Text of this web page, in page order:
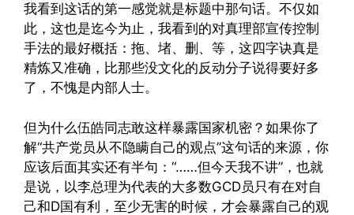
我看到这话的第一感觉就是标题中那句话。不仅如
此，这也是迄今为止，我看到的对真理部宣传控制
手法的最好概括：拖、堵、删、等，这四字诀真是
精炼又准确，比那些没文化的反动分子说得要好多
了，不愧是内部人士。
但为什么伍皓同志敢这样暴露国家机密？如果你了
解“共产党员从不隐瞒自己的观点”这句话的来源，你
应该后面其实还有半句：“……但今天我不讲”，也就
是说，以李总理为代表的大多数GCD员只有在对自
己和D国有利，至少无害的时候，才会暴露自己的观